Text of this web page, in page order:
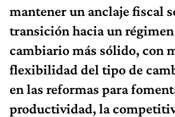
mantener un anclaje fiscal
transición hacia un
cambiario más sólido, con
flexibilidad del tipo de
en las reformas para
productividad, la